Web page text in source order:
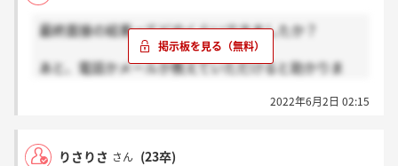
最終面接の結果ってどのくらいできましたか？
あと、電話かメールか教えていただけると助かりま
2022年6月2日 02:15
りさりさ さん (23卒)